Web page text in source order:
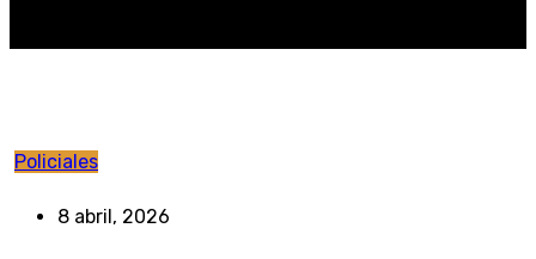
Policiales
8 abril, 2026